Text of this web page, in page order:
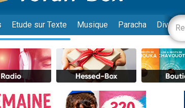
sur WhatsApp
une bénédiction
Box Music
un don pour Sauvez la jambe de Yohan
groupe sur Zoom
sur WhatsApp
sur WhatsApp
Etude sur Texte Musique Paracha